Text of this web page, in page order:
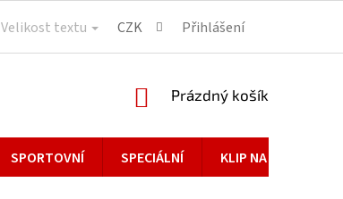
Velikost textu CZK Přihlášení
NÁKUPNÍ
Prázdný košík
SPORTOVNÍ SPECIÁLNÍ KLIP NA BRÝLE